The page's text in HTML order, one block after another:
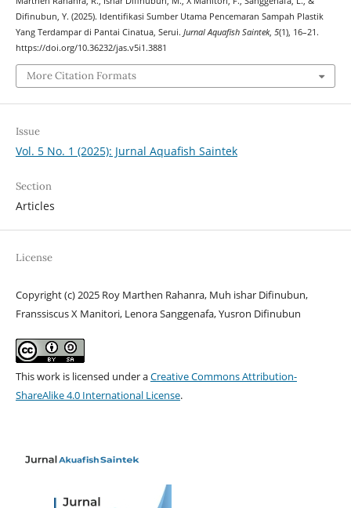
Difinubun, Y. (2025). Identifikasi Sumber Utama Pencemaran Sampah Plastik
Yang Terdampar di Pantai Cinatua, Serui. Jurnal Aquafish Saintek, 5(1), 16–21.
https://doi.org/10.36232/jas.v5i1.3881
More Citation Formats
Issue
Vol. 5 No. 1 (2025): Jurnal Aquafish Saintek
Section
Articles
License
Copyright (c) 2025 Roy Marthen Rahanra, Muh ishar Difinubun,
Franssiscus X Manitori, Lenora Sanggenafa, Yusron Difinubun
This work is licensed under aCreative Commons Attribution-
ShareAlike 4.0 International License.